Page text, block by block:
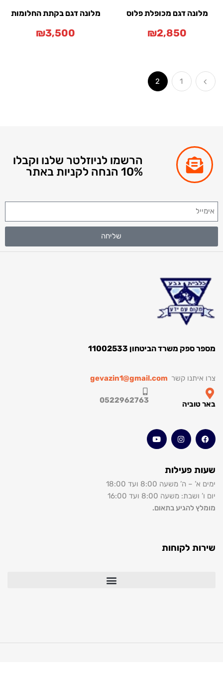
דגם מכופלת פלוס
₪2,850
מלונה דגם בקתת החלומות
₪3,500
1
2
הרשמו לניוזלטר שלנו וקבלו
משרד הביטחון 11002533
קשרgevazin1@gmail.com
0522962763
פעילות
משעה 8:00 ועד 18:00
משעה 8:00 ועד 16:00
להגיע בתאום.
לקוחות